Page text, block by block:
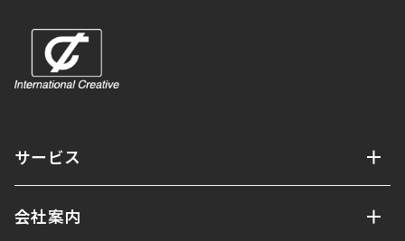
サービス
会社案内